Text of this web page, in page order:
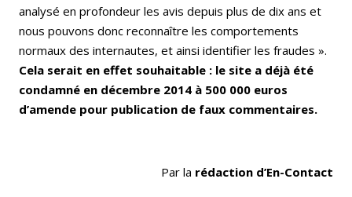
analysé en profondeur les avis depuis plus de dix ans et
nous pouvons donc reconnaître les comportements
normaux des internautes, et ainsi identifier les fraudes ».
Cela serait en effet souhaitable : le site a déjà été
condamné en décembre 2014 à 500 000 euros
d’amende pour publication de faux commentaires.
Par la rédaction d’En-Contact